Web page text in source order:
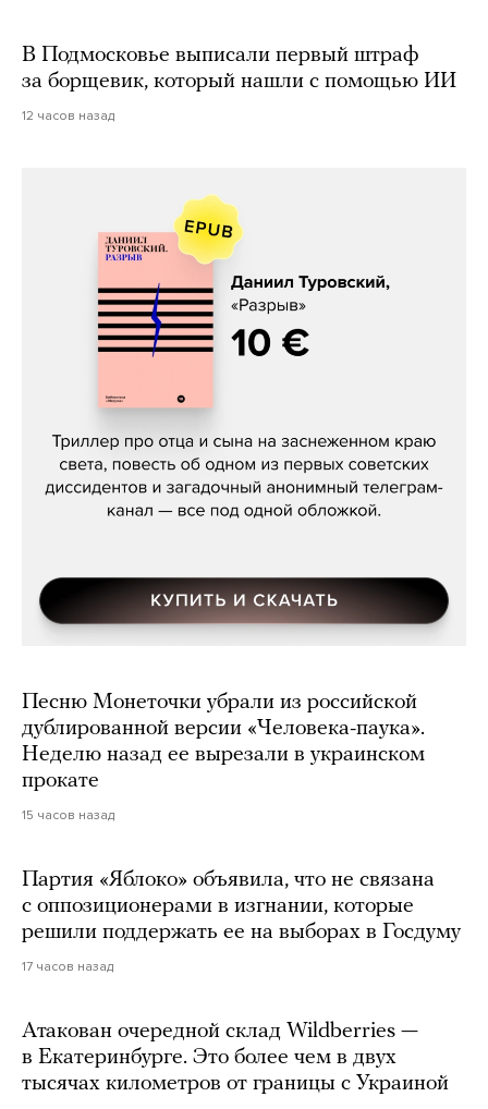
В Подмосковье выписали первый штраф
за борщевик, который нашли с помощью ИИ
12 часов назад
Даниил Туровский, «Разрыв»
Песню Монеточки убрали из российской
дублированной версии «Человека-паука».
Неделю назад ее вырезали в украинском
прокате
15 часов назад
Партия «Яблоко» объявила, что не связана
с оппозиционерами в изгнании, которые
решили поддержать ее на выборах в Госдуму
17 часов назад
Атакован очередной склад Wildberries —
в Екатеринбурге. Это более чем в двух
тысячах километров от границы с Украиной